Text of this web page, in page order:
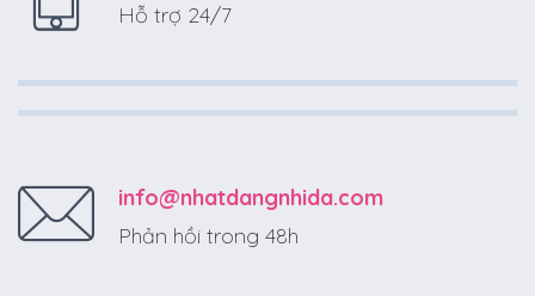
Hỗ trợ 24/7
info@nhatdangnhida.com
Phản hồi trong 48h